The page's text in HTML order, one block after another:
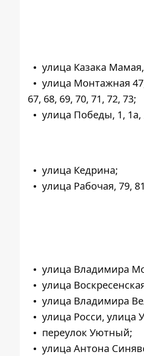
улица Казака Мамая,
улица Монтажная 47,
67, 68, 69, 70, 71, 72, 73;
улица Победы, 1, 1а,
улица Кедрина;
улица Рабочая, 79,
улица Владимира
улица
улица Владимира
улица Росси, улица
переулок Уютный;
улица Антона